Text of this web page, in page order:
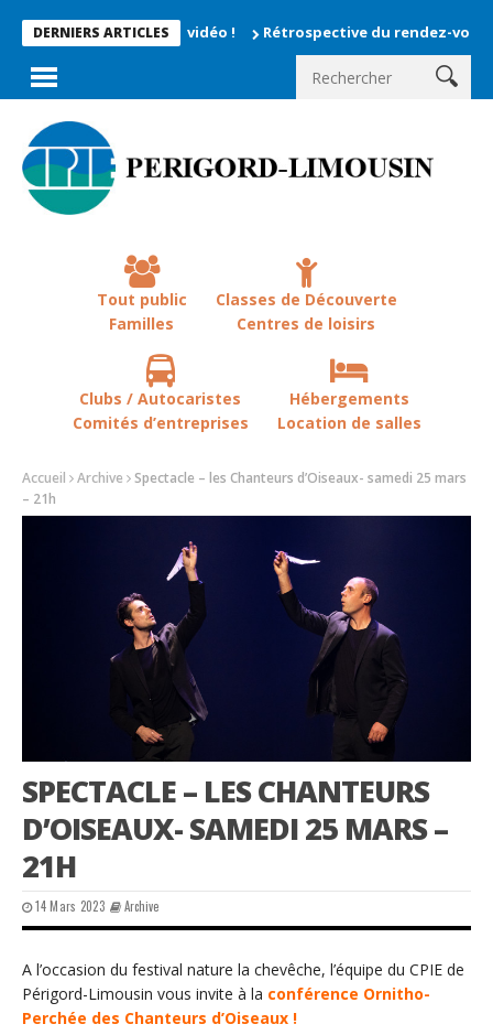
DERNIERS ARTICLES
enregistrés en vidéo ! Rétrospective du rendez-vous la
Tout public
Familles
Classes de Découverte
Centres de loisirs
Clubs / Autocaristes
Comités d’entreprises
Hébergements
Location de salles
Accueil Archive
Spectacle – les Chanteurs d’Oiseaux- samedi 25 mars
– 21h
SPECTACLE – LES CHANTEURS
D’OISEAUX- SAMEDI 25 MARS –
21H
14 Mars 2023 Archive
A l’occasion du festival nature la chevêche, l’équipe du CPIE de
Périgord-Limousin vous invite à la conférence Ornitho-
Perchée des Chanteurs d’Oiseaux !